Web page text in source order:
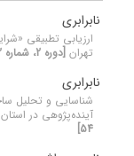
نابرابری
تهران [دوره 2، شماره 2، 1403، صفحه 17-31]
نابرابری
شناسایی و تحلیل
آینده‌پژوهی در
54]